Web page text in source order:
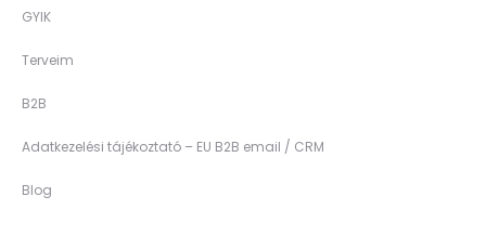
GYIK
Terveim
B2B
Adatkezelési tájékoztató – EU B2B email / CRM
Blog